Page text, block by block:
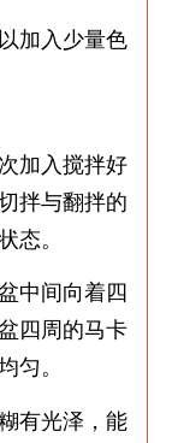
加入少量色
加入搅拌好
拌与翻拌的
态。
中间向着四
四周的马卡
匀。
有光泽，能